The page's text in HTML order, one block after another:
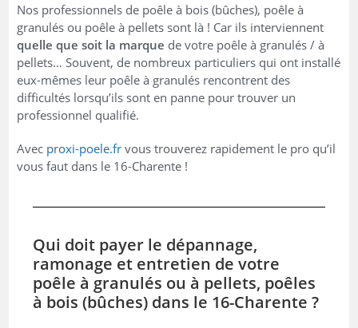
Nos professionnels de poêle à bois (bûches), poêle à
granulés ou poêle à pellets sont là ! Car ils interviennent
quelle que soit la marque de votre poêle à granulés / à
pellets… Souvent, de nombreux particuliers qui ont installé
eux-mêmes leur poêle à granulés rencontrent des
difficultés lorsqu’ils sont en panne pour trouver un
professionnel qualifié.
Avec proxi-poele.fr vous trouverez rapidement le pro qu’il
vous faut dans le 16-Charente !
Qui doit payer le dépannage,
ramonage et entretien de votre
poêle à granulés ou à pellets, poêles
à bois (bûches) dans le 16-Charente ?